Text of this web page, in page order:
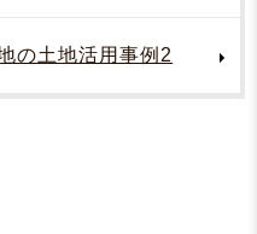
の土地活用事例2